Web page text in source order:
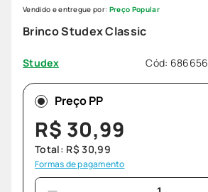
Brinco Studex Classic
Studex Cód: 686656
Vendido e entregue por: Preço Popular
Preço PP
R$ 30,99
Total: R$ 30,99
Formas de pagamento